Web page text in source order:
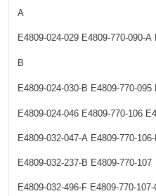
A
E4809-024-029 E4809-770-090-A
B
E4809-024-030-B E4809-770-095
E4809-024-046 E4809-770-106
E4809-032-047-A E4809-770-
E4809-032-237-B E4809-770-107
E4809-032-496-F E4809-770-107-